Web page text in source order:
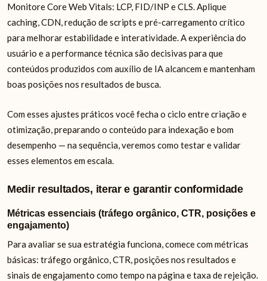
Monitore Core Web Vitals: LCP, FID/INP e CLS. Aplique
caching, CDN, redução de scripts e pré-carregamento crítico
para melhorar estabilidade e interatividade. A experiência do
usuário e a performance técnica são decisivas para que
conteúdos produzidos com auxílio de IA alcancem e mantenham
boas posições nos resultados de busca.
Com esses ajustes práticos você fecha o ciclo entre criação e
otimização, preparando o conteúdo para indexação e bom
desempenho — na sequência, veremos como testar e validar
esses elementos em escala.
Medir resultados, iterar e garantir conformidade
Métricas essenciais (tráfego orgânico, CTR, posições e
engajamento)
Para avaliar se sua estratégia funciona, comece com métricas
básicas: tráfego orgânico, CTR, posições nos resultados e
sinais de engajamento como tempo na página e taxa de rejeição.